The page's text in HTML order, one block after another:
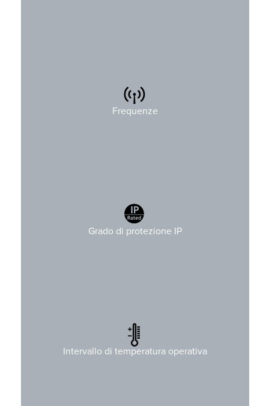
Frequenze
4xxMHz
8xxMHz
9xxMHz
Grado di protezione IP
Intervallo di temperatura operativa
-20oC
a +70o
(da -4o
F
a +158o
F
)